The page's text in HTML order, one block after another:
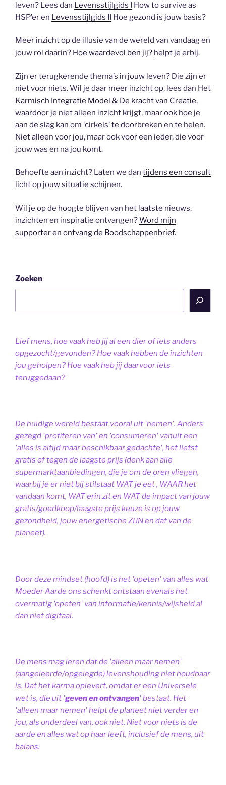
leven? Lees dan Levensstijlgids I How to survive as
HSP’er en Levensstijlgids II Hoe gezond is jouw basis?
Meer inzicht op de illusie van de wereld van vandaag en
jouw rol daarin? Hoe waardevol ben jij? helpt je erbij.
Zijn er terugkerende thema’s in jouw leven? Die zijn er
niet voor niets. Wil je daar meer inzicht op, lees dan Het
Karmisch Integratie Model & De kracht van Creatie,
waardoor je niet alleen inzicht krijgt, maar ook hoe je
aan de slag kan om ‘cirkels’ te doorbreken en te helen.
Niet alleen voor jou, maar ook voor een ieder, die voor
jouw was en na jou komt.
Behoefte aan inzicht? Laten we dan tijdens een consult
licht op jouw situatie schijnen.
Wil je op de hoogte blijven van het laatste nieuws,
inzichten en inspiratie ontvangen?Word mijn
supporter en ontvang de Boodschappenbrief.
Zoeken
Lief mens, hoe vaak heb jij al een dier of iets anders
opgezocht/gevonden? Hoe vaak hebben de inzichten
jou geholpen? Hoe vaak heb jij daarvoor iets
teruggedaan?
De huidige wereld bestaat vooral uit 'nemen'. Anders
gezegd 'profiteren van' en 'consumeren' vanuit een
'alles is altijd maar beschikbaar gedachte', het liefst
gratis of tegen de laagste prijs (denk aan alle
supermarktaanbiedingen, die je om de oren vliegen,
waarbij je er niet bij stilstaat WAT je eet , WAAR het
vandaan komt, WAT erin zit en WAT de impact van jouw
gratis/goedkoop/laagste prijs keuze is op jouw
gezondheid, jouw energetische ZIJN en dat van de
planeet).
Door deze mindset (hoofd) is het 'opeten' van alles wat
Moeder Aarde ons schenkt ontstaan evenals het
overmatig 'opeten' van informatie/kennis/wijsheid al
dan niet digitaal.
De mens mag leren dat de 'alleen maar nemen'
(aangeleerde/opgelegde) levenshouding niet houdbaar
is. Dat het karma oplevert, omdat er een Universele
wet is, die uit 'geven en ontvangen' bestaat. Het
'alleen maar nemen' helpt de planeet niet verder en
jou, als onderdeel van, ook niet. Niet voor niets is de
aarde en alles wat op haar leeft, inclusief de mens, uit
balans.